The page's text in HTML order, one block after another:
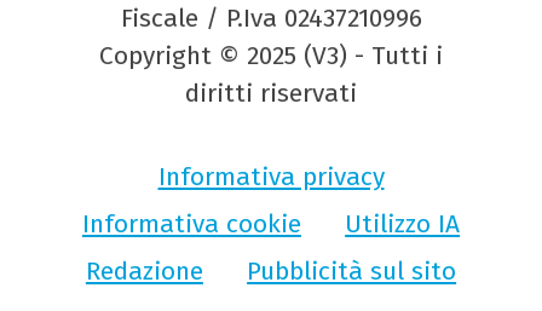
Fiscale / P.Iva 02437210996
Copyright © 2025 (V3) - Tutti i
diritti riservati
Informativa privacy
Informativa cookie
Utilizzo IA
Redazione
Pubblicità sul sito